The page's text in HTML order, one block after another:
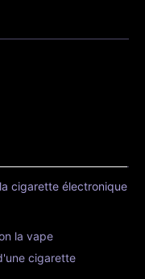
cigarette électronique
la vape
cigarette